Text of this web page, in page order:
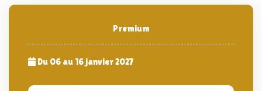
Premium
Du 06 au 16 janvier 2027